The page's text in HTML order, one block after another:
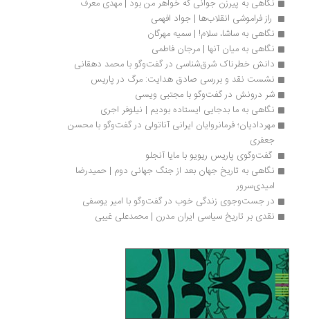
نگاهی به پیرزن جوانی که خواهر من بود | مهدی معرف
راز فراموشی انقلاب‌ها | جواد افهمی
نگاهی به ساشا، سلام! | سمیه مهرگان
نگاهی به میان آنها | مرجان فاطمی
دانش خطرناک شرق‌شناسی در گفت‌وگو با محمد دهقانی
نشست نقد و بررسی صادق هدایت: مرگ در پاریس
شر درونش در گفت‌وگو با مجتبی ویسی
نگاهی به ما بدجایی ایستاده بودیم | نیلوفر اجری
مهردادیان؛ فرمانروایان ایرانی آناتولی در گفت‌وگو با محسن
گفت‌وگوی پاریس ریویو با مایا آنجلو
نگاهی به تاریخ جهان بعد از جنگ جهانی دوم | حمیدرضا
امیدی‌سرور
در جست‌وجوی زندگی خوب در گفت‌وگو با امیر یوسفی
نقدی بر تاریخ سیاسی ایران مدرن | محمدعلی غیبی